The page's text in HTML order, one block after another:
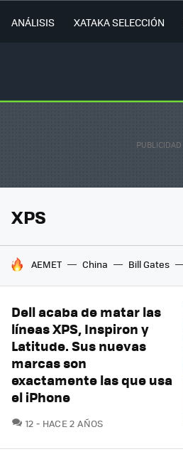
ANÁLISIS XATAKA SELECCIÓN
XPS
HOY SE HABLA DE
AEMET China Bill Gates
Dell acaba de matar las
líneas XPS, Inspiron y
Latitude. Sus nuevas
marcas son
exactamente las que usa
el iPhone
12 COMENTARIOS
HACE 2 AÑOS